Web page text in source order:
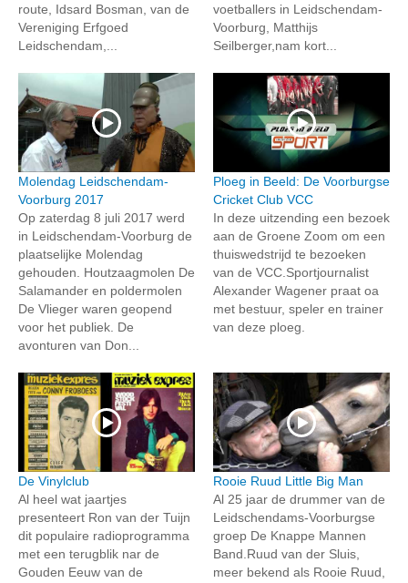
route, Idsard Bosman, van de
Vereniging Erfgoed
Leidschendam,...
voetballers in Leidschendam-
Voorburg, Matthijs
Seilberger,nam kort...
Molendag Leidschendam-
Voorburg 2017
Op zaterdag 8 juli 2017 werd
in Leidschendam-Voorburg de
plaatselijke Molendag
gehouden. Houtzaagmolen De
Salamander en poldermolen
De Vlieger waren geopend
voor het publiek. De
avonturen van Don...
Ploeg in Beeld: De Voorburgse
Cricket Club VCC
In deze uitzending een bezoek
aan de Groene Zoom om een
thuiswedstrijd te bezoeken
van de VCC.Sportjournalist
Alexander Wagener praat oa
met bestuur, speler en trainer
van deze ploeg.
De Vinylclub
Al heel wat jaartjes
presenteert Ron van der Tuijn
dit populaire radioprogramma
met een terugblik nar de
Gouden Eeuw van de
Rooie Ruud Little Big Man
Al 25 jaar de drummer van de
Leidschendams-Voorburgse
groep De Knappe Mannen
Band.Ruud van der Sluis,
meer bekend als Rooie Ruud,